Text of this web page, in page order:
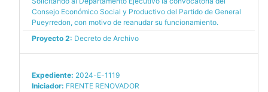
Consejo Económico Social y Productivo del Partido de General
Pueyrredon, con motivo de reanudar su funcionamiento.
Proyecto 2: Decreto de Archivo
Expediente: 2024-E-1119
Iniciador: FRENTE RENOVADOR